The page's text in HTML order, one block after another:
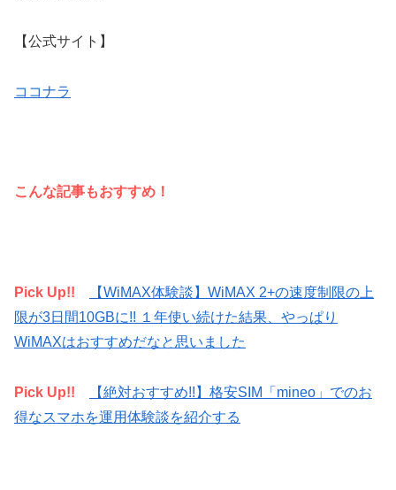
【公式サイト】
ココナラ
こんな記事もおすすめ！
Pick Up!!
【WiMAX体験談】WiMAX 2+の速度制限の上
限が3日間10GBに!! １年使い続けた結果、やっぱり
WiMAXはおすすめだなと思いました
Pick Up!!
【絶対おすすめ!!】格安SIM「mineo」でのお
得なスマホを運用体験談を紹介する